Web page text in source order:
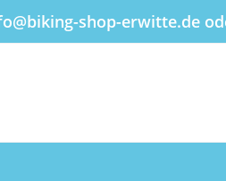
shop-erwitte.de